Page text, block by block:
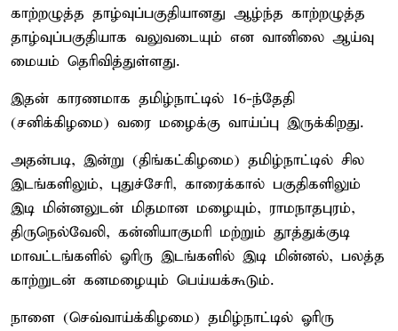
காற்றழுத்த தாழ்வுப்பகுதியானது ஆழ்ந்த காற்றழுத்த
தாழ்வுப்பகுதியாக வலுவடையும் என வானிலை ஆய்வு
மையம் தெரிவித்துள்ளது.
இதன் காரணமாக தமிழ்நாட்டில் 16-ந்தேதி
(சனிக்கிழமை) வரை மழைக்கு வாய்ப்பு இருக்கிறது.
அதன்படி, இன்று (திங்கட்கிழமை) தமிழ்நாட்டில் சில
இடங்களிலும், புதுச்சேரி, காரைக்கால் பகுதிகளிலும்
இடி மின்னலுடன் மிதமான மழையும், ராமநாதபுரம்,
திருநெல்வேலி, கன்னியாகுமரி மற்றும் தூத்துக்குடி
மாவட்டங்களில் ஓரிரு இடங்களில் இடி மின்னல், பலத்த
காற்றுடன் கனமழையும் பெய்யக்கூடும்.
நாளை (செவ்வாய்க்கிழமை) தமிழ்நாட்டில் ஓரிரு